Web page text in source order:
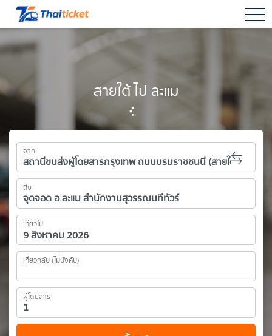
สายใต้ ไป ละแม
จาก
ถึง
เที่ยวไป
เที่ยวกลับ (ไม่บังคับ)
ผู้โดยสาร